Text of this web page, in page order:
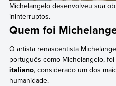
Michelangelo desenvolveu sua
ininterruptos.
Quem foi
O artista renascentista
português como Michelangelo, foi
italiano, considerado um dos
humanidade.